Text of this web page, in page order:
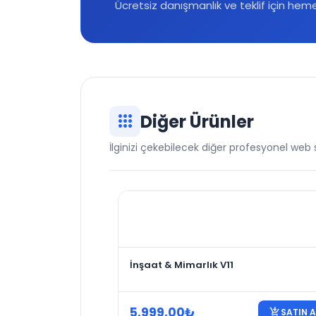
Ücretsiz danışmanlık ve teklif için
apps Diğer Ürünler
İlginizi çekebilecek diğer profesyonel web
İnşaat & Mimarlık V11
5.999,00₺ add_shopping_cartSATIN